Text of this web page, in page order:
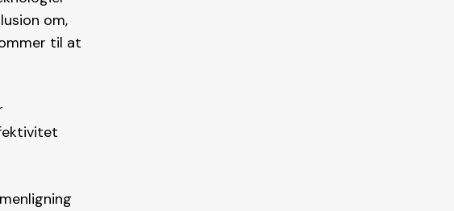
om,
til at